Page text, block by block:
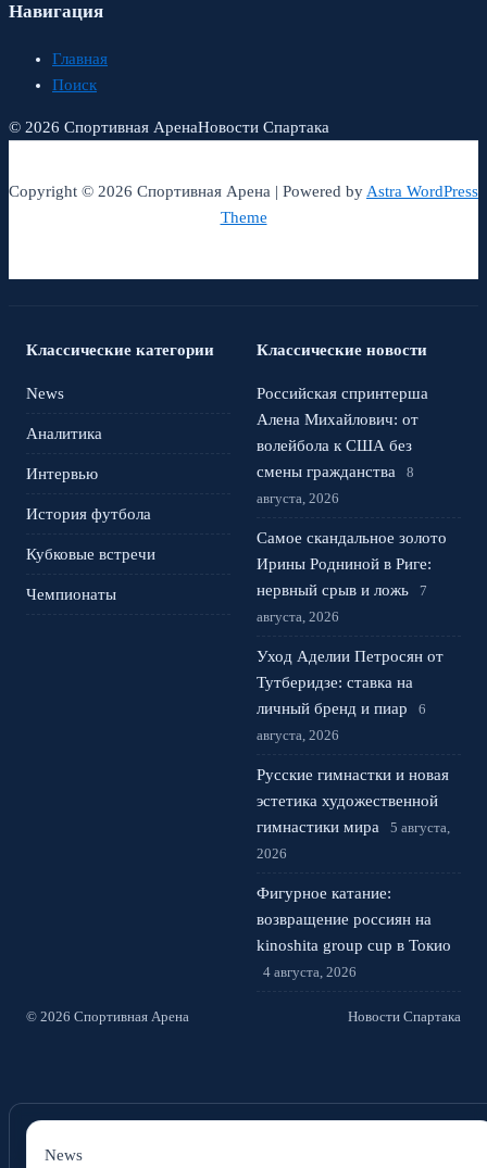
Навигация
Главная
Поиск
© 2026 Спортивная АренаНовости Спартака
Copyright © 2026 Спортивная Арена | Powered byAstra WordPress
Theme
Классические категории
News
Аналитика
Интервью
История футбола
Кубковые встречи
Чемпионаты
Классические новости
Российская спринтерша
Алена Михайлович: от
волейбола к США без
смены гражданства
8
августа, 2026
Самое скандальное золото
Ирины Родниной в Риге:
нервный срыв и ложь
7
августа, 2026
Уход Аделии Петросян от
Тутберидзе: ставка на
личный бренд и пиар
6
августа, 2026
Русские гимнастки и новая
эстетика художественной
гимнастики мира
5 августа,
2026
Фигурное катание:
возвращение россиян на
kinoshita group cup в Токио
4 августа, 2026
© 2026 Спортивная Арена Новости Спартака
News